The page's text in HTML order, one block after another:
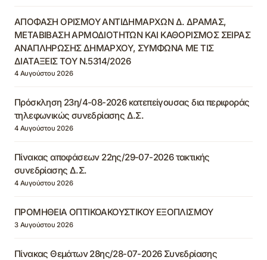
ΑΠΟΦΑΣΗ ΟΡΙΣΜΟΥ ΑΝΤΙΔΗΜΑΡΧΩΝ Δ. ΔΡΑΜΑΣ,
ΜΕΤΑΒΙΒΑΣΗ ΑΡΜΟΔΙΟΤΗΤΩΝ ΚΑΙ ΚΑΘΟΡΙΣΜΟΣ ΣΕΙΡΑΣ
ΑΝΑΠΛΗΡΩΣΗΣ ΔΗΜΑΡΧΟΥ, ΣΥΜΦΩΝΑ ΜΕ ΤΙΣ
ΔΙΑΤΑΞΕΙΣ ΤΟΥ Ν.5314/2026
4 Αυγούστου 2026
Πρόσκληση 23η/4-08-2026 κατεπείγουσας δια περιφοράς
τηλεφωνικώς συνεδρίασης Δ.Σ.
4 Αυγούστου 2026
Πίνακας αποφάσεων 22ης/29-07-2026 τακτικής
συνεδρίασης Δ.Σ.
4 Αυγούστου 2026
ΠΡΟΜΗΘΕΙΑ ΟΠΤΙΚΟΑΚΟΥΣΤΙΚΟΥ ΕΞΟΠΛΙΣΜΟΥ
3 Αυγούστου 2026
Πίνακας Θεμάτων 28ης/28-07-2026 Συνεδρίασης